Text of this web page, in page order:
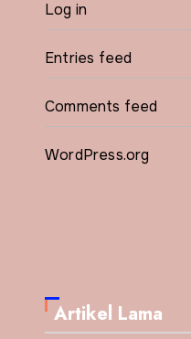
Log in
Entries feed
Comments feed
WordPress.org
Artikel Lama